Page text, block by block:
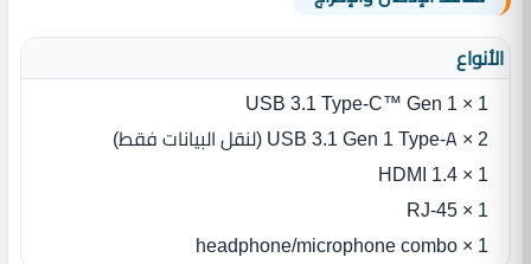
الأنواع
1 × USB 3.1 Type-C™ Gen 1
2 × USB 3.1 Gen 1 Type-A (لنقل البيانات فقط)
1 × HDMI 1.4
1 × RJ-45
1 × headphone/microphone combo